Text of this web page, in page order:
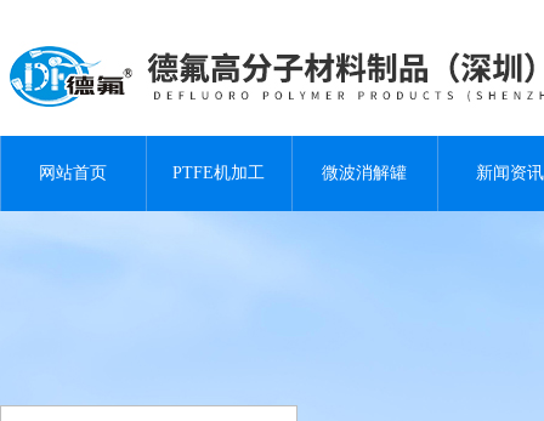
网站首页 PTFE机加工 微波消解罐 新闻资讯